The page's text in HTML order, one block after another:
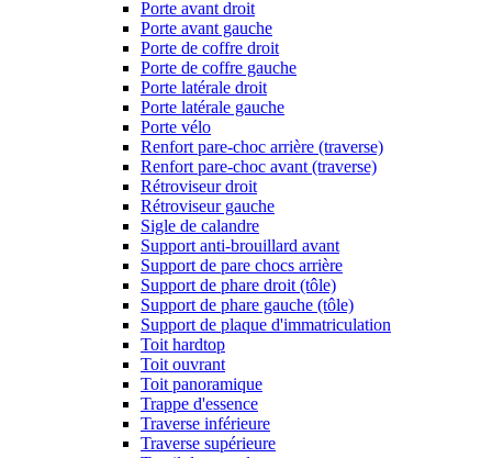
Porte avant droit
Porte avant gauche
Porte de coffre droit
Porte de coffre gauche
Porte latérale droit
Porte latérale gauche
Porte vélo
Renfort pare-choc arrière (traverse)
Renfort pare-choc avant (traverse)
Rétroviseur droit
Rétroviseur gauche
Sigle de calandre
Support anti-brouillard avant
Support de pare chocs arrière
Support de phare droit (tôle)
Support de phare gauche (tôle)
Support de plaque d'immatriculation
Toit hardtop
Toit ouvrant
Toit panoramique
Trappe d'essence
Traverse inférieure
Traverse supérieure